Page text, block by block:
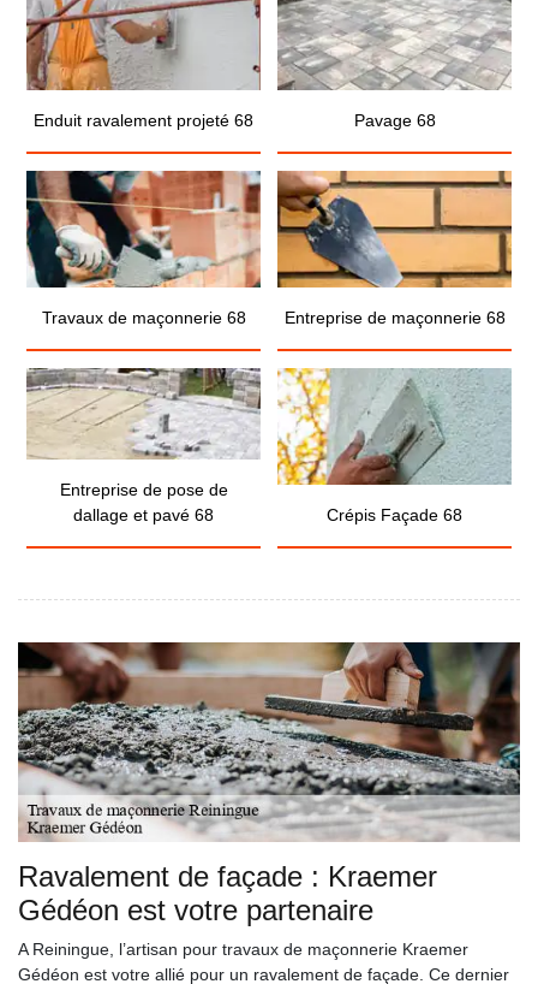
Enduit ravalement projeté 68 Pavage 68
Travaux de maçonnerie 68 Entreprise de maçonnerie 68
Entreprise de pose de
dallage et pavé 68
Crépis Façade 68
Ravalement de façade : Kraemer
Gédéon est votre partenaire
A Reiningue, l’artisan pour travaux de maçonnerie Kraemer
Gédéon est votre allié pour un ravalement de façade. Ce dernier